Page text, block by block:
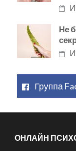
Не
Группа
ОНЛАЙН